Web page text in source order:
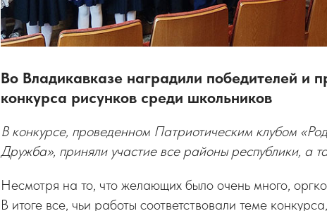
Во Владикавказе наградили победителей и
конкурса рисунков среди школьников
В конкурсе, проведенном Патриотическим клубом
Дружба», приняли участие все районы республики, а
Несмотря на то, что желающих было очень много,
В итоге все, чьи работы соответствовали теме